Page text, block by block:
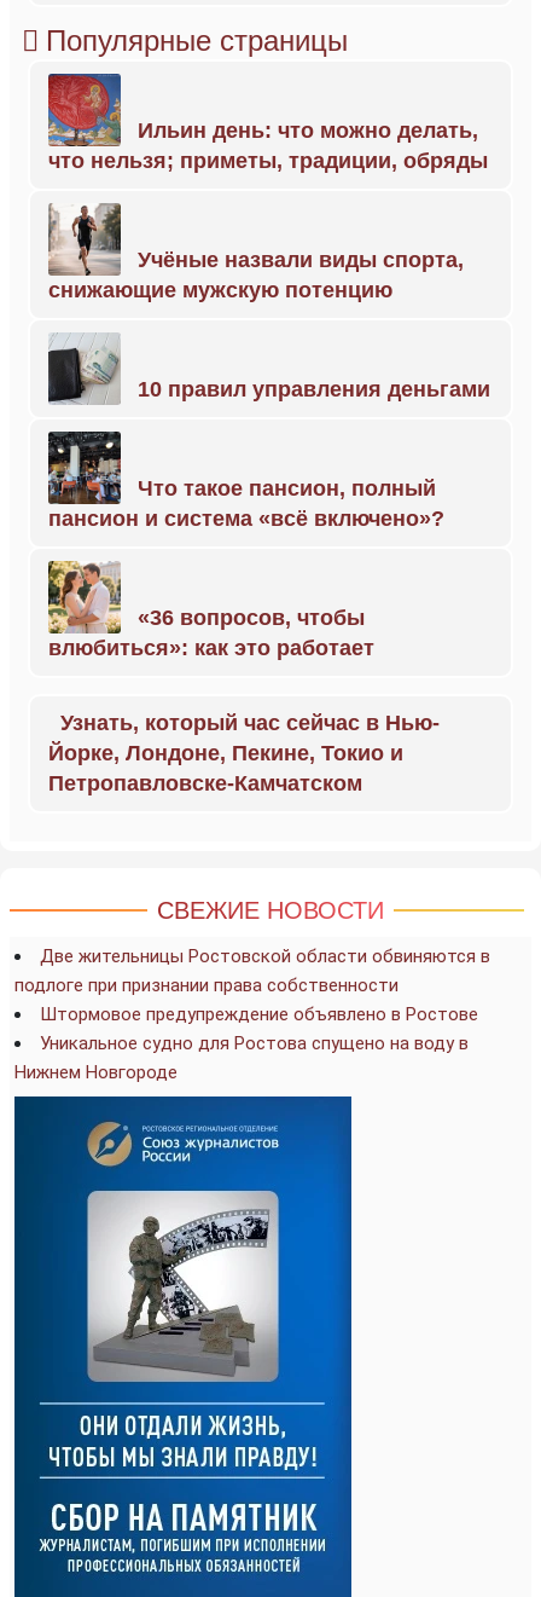
Популярные страницы
Ильин день: что можно делать,
что нельзя; приметы, традиции, обряды
Учёные назвали виды спорта,
снижающие мужскую потенцию
10 правил управления деньгами
Что такое пансион, полный
пансион и система «всё включено»?
«36 вопросов, чтобы
влюбиться»: как это работает
Узнать, который час сейчас в Нью-
Йорке, Лондоне, Пекине, Токио и
Петропавловске-Камчатском
СВЕЖИЕ НОВОСТИ
Две жительницы Ростовской области обвиняются в
подлоге при признании права собственности
Штормовое предупреждение объявлено в Ростове
Уникальное судно для Ростова спущено на воду в
Нижнем Новгороде